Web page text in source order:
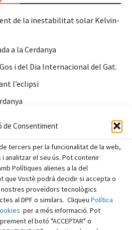
de Consentiment
tercers per la funcionalitat de la web,
i analitzar el seu ús. Pot contenir
Polítiques alienes a la del
que Vostè podrà decidir si accepta o
nostres proveïdors tecnològics
al DPF o similars. Cliqueu Política
per a més informació. Pot
el botó "ACCEPTAR" o
de la inestabilitat solar Kelvin-
a la Cerdanya
i del Dia Internacional del Gat.
l’eclipsi
què és i com es mesura.
Club de la Cerdanya
a la intel·ligència
de la ràdio digital a AM i